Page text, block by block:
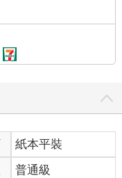
紙本平裝
普通級